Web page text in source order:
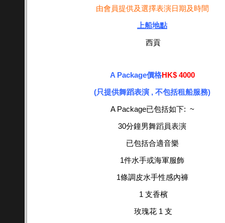
由會員提供及選擇表演日期及時間
上船地點
西貢
A Package價格HK$ 4000
(只提供舞蹈表演 , 不包括租船服務)
A Package已包括如下: ~
30分鐘男舞蹈員表演
已包括合適音樂
1件水手或海軍服飾
1條調皮水手性感內褲
1 支香檳
玫瑰花 1 支